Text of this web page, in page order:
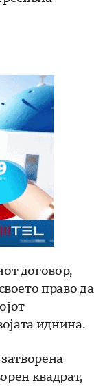
договор,
право да
иднина.
квадрат,